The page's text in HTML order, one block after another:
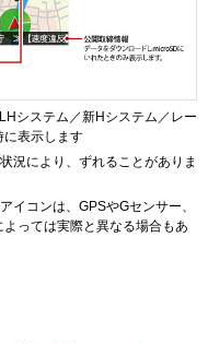
システム／新Hシステム／レー
に表示します
況により、ずれることがありま
イコンは、GPSやGセンサー、
っては実際と異なる場合もあ